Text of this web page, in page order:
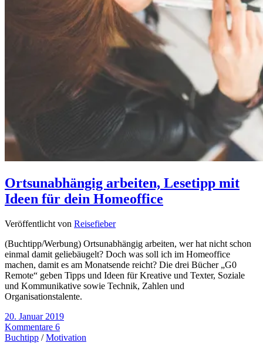
Ortsunabhängig arbeiten, Lesetipp mit
Ideen für dein Homeoffice
Veröffentlicht von Reisefieber
(Buchtipp/Werbung) Ortsunabhängig arbeiten, wer hat nicht schon
einmal damit geliebäugelt? Doch was soll ich im Homeoffice
machen, damit es am Monatsende reicht? Die drei Bücher „G0
Remote“ geben Tipps und Ideen für Kreative und Texter, Soziale
und Kommunikative sowie Technik, Zahlen und
Organisationstalente.
20. Januar 2019
Kommentare 6
Buchtipp /Motivation